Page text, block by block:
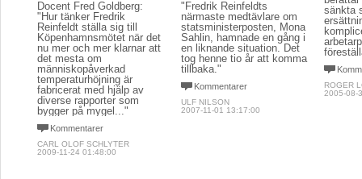
Docent Fred Goldberg:
"Hur tänker Fredrik
Reinfeldt ställa sig till
Köpenhamnsmötet när det
nu mer och mer klarnar att
det mesta om
människopåverkad
temperaturhöjning är
fabricerat med hjälp av
diverse rapporter som
bygger på mygel..."
Kommentarer
CARL OLOF SCHLYTER
2009-11-24 01:48:00
"Fredrik Reinfeldts
närmaste medtävlare om
statsministerposten, Mona
Sahlin, hamnade en gång i
en liknande situation. Det
tog henne tio år att komma
tillbaka."
Kommentarer
ULF NILSON
2007-11-01 13:17:00
sänkta
ROGER
2005-08-